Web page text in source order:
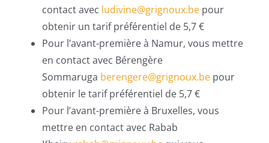
contact avec ludivine@grignoux.be pour
obtenir un tarif préférentiel de 5,7 €
Pour l’avant-première à Namur, vous mettre
en contact avec Bérengère
Sommaruga berengere@grignoux.be pour
obtenir le tarif préférentiel de 5,7 €
Pour l’avant-première à Bruxelles, vous
mettre en contact avec Rabab